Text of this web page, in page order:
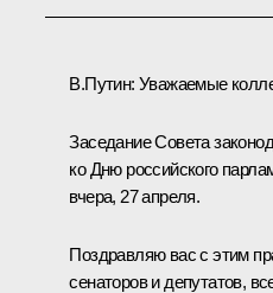
В.Путин: Уважаемые
Заседание Совета
ко Дню российского
вчера, 27 апреля.
Поздравляю вас с этим
сенаторов и депутатов,